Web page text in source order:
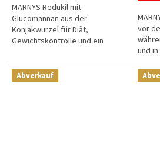
5
Sternen.
MARNYS Redukil mit
Glucomannan aus der
Konjakwurzel für Diät,
Gewichtskontrolle und ein
Essen. Die Tagesdosis enthält 3
g Glucomannan, das im
Rahmen...
vor
und
und
Jod,
und...
Abverkauf